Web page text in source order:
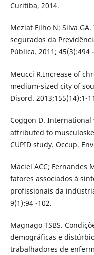
Curitiba, 2014.
Meziat Filho N; Silva
segurados da
Pública. 2011; 45(3):494
Meucci R.Increase of
medium-sized city of
Disord. 2013;155(14):1-
Coggon D.
attributed to
CUPID study. Occup.
Maciel ACC; Fernandes
fatores associados à
profissionais da
9(1):94 -102.
Magnago TSBS.
demográficas e
trabalhadores de